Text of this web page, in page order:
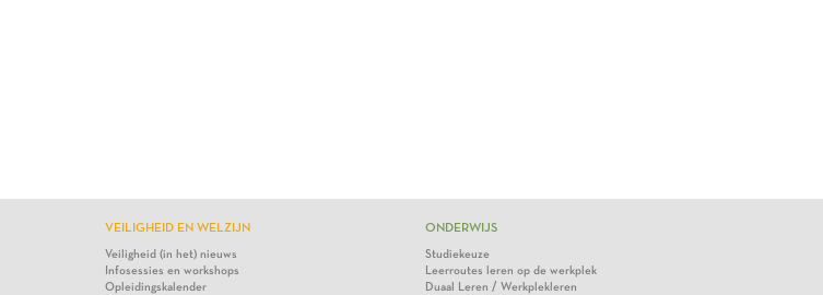
VEILIGHEID EN WELZIJN
Veiligheid (in het) nieuws
Infosessies en workshops
Opleidingskalender
ONDERWIJS
Studiekeuze
Leerroutes leren op de werkplek
Duaal Leren / Werkplekleren